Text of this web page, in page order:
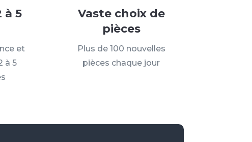
à 5
et
à 5
Vaste choix de
pièces
Plus de 100 nouvelles
pièces chaque jour